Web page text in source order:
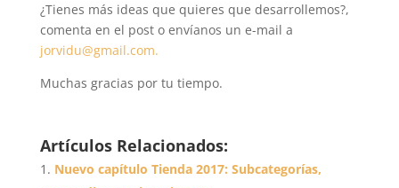
¿Tienes más ideas que quieres que desarrollemos?,
comenta en el post o envíanos un e-mail a
jorvidu@gmail.com.
Muchas gracias por tu tiempo.
Artículos Relacionados:
Nuevo capítulo Tienda 2017: Subcategorías,